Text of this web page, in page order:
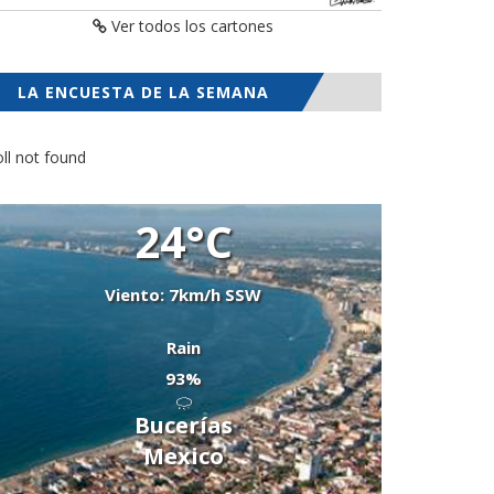
Ver todos los cartones
LA ENCUESTA DE LA SEMANA
not found
24°C
Viento: 7km/h SSW
Rain
93%
Bucerías
Mexico